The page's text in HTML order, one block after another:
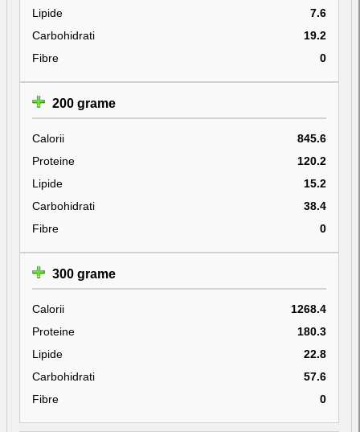
Lipide
7.6
Carbohidrati
19.2
Fibre
0
200 grame
Calorii
845.6
Proteine
120.2
Lipide
15.2
Carbohidrati
38.4
Fibre
0
300 grame
Calorii
1268.4
Proteine
180.3
Lipide
22.8
Carbohidrati
57.6
Fibre
0